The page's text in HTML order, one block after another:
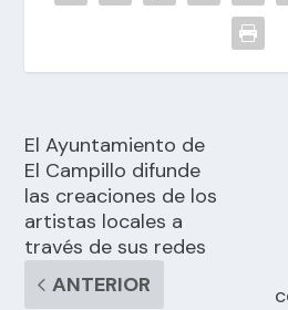
El Ayuntamiento de
El Campillo difunde
las creaciones de los
artistas locales a
través de sus redes
ANTERIOR